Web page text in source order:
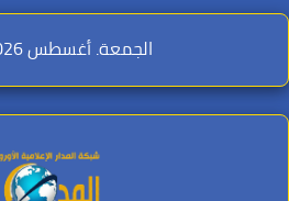
Skip
content
الجمعة. أغسطس 7th, 2026